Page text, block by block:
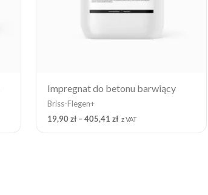
Impregnat do betonu barwiący
Briss-Flegen+
19,90zł –405,41 zł z VAT